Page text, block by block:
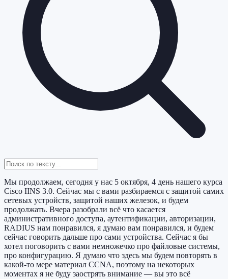
Мы продолжаем, сегодня у нас 5 октября, 4 день нашего курса
Cisco IINS 3.0. Сейчас мы с вами разбираемся с защитой самих
сетевых устройств, защитой наших железок, и будем
продолжать. Вчера разобрали всё что касается
административного доступа, аутентификации, авторизации,
RADIUS нам понравился, я думаю вам понравился, и будем
сейчас говорить дальше про сами устройства. Сейчас я бы
хотел поговорить с вами немножечко про файловые системы,
про конфигурацию. Я думаю что здесь мы будем повторять в
какой-то мере материал CCNA, поэтому на некоторых
моментах я не буду заострять внимание — вы это всё